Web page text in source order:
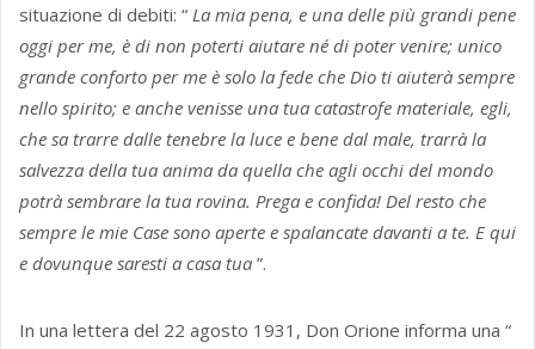
situazione di debiti: “ La mia pena, e una delle più grandi pene
oggi per me, è di non poterti aiutare né di poter venire; unico
grande conforto per me è solo la fede che Dio ti aiuterà sempre
nello spirito; e anche venisse una tua catastrofe materiale, egli,
che sa trarre dalle tenebre la luce e bene dal male, trarrà la
salvezza della tua anima da quella che agli occhi del mondo
potrà sembrare la tua rovina. Prega e confida! Del resto che
sempre le mie Case sono aperte e spalancate davanti a te. E qui
e dovunque saresti a casa tua ”.
In una lettera del 22 agosto 1931, Don Orione informa una “